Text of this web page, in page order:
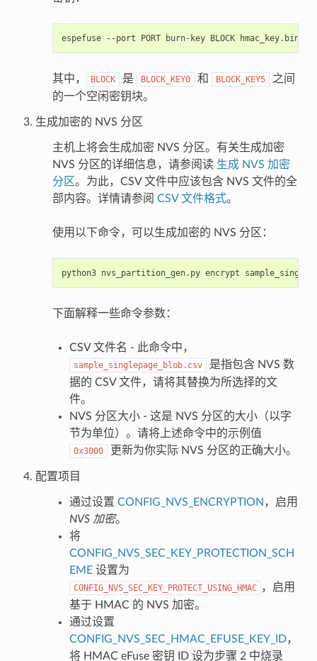
espefuse --port PORT burn-key BLOCK hmac_key.bin
其中， BLOCK 是 BLOCK_KEY0 和 BLOCK_KEY5
之间
的一个空闲密钥块。
生成加密的 NVS 分区
主机上将会生成加密 NVS 分区。有关生成加密
NVS 分区的详细信息，请参阅读 生成 NVS 加密
分区。为此，CSV 文件中应该包含 NVS 文件的全
部内容。详情请参阅 CSV 文件格式。
使用以下命令，可以生成加密的 NVS 分区：
python3 nvs_partition_gen.py encrypt
下面解释一些命令参数：
CSV 文件名 - 此命令中，
sample_singlepage_blob.csv
是指包含 NVS 数
据的 CSV 文件，请将其替换为所选择的文
件。
NVS 分区大小 - 这是 NVS 分区的大小（以字
节为单位）。请将上述命令中的示例值
0x3000 更新为你实际 NVS 分区的正确大小。
配置项目
通过设置 CONFIG_NVS_ENCRYPTION ，启用
NVS 加密。
将
CONFIG_NVS_SEC_KEY_PROTECTION_SCH
EME设置为
CONFIG_NVS_SEC_KEY_PROTECT_USING_HMAC ，启用
基于 HMAC 的 NVS 加密。
通过设置
CONFIG_NVS_SEC_HMAC_EFUSE_KEY_ID，
将 HMAC eFuse 密钥 ID 设为步骤 2 中烧录